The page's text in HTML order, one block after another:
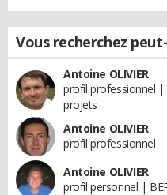
Vous recherchez
Antoine OLIVIER
profil professionnel |
projets
Antoine OLIVIER
profil professionnel
Antoine OLIVIER
profil personnel |